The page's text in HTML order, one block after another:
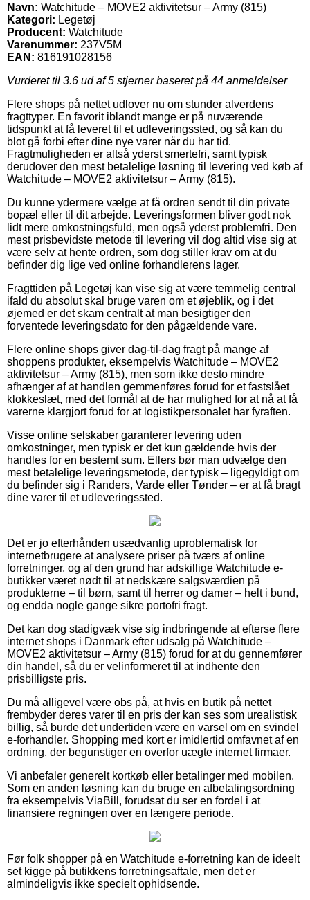
Navn: Watchitude – MOVE2 aktivitetsur – Army (815)
Kategori: Legetøj
Producent: Watchitude
Varenummer: 237V5M
EAN: 816191028156
Vurderet til 3.6 ud af 5 stjerner baseret på 44 anmeldelser
Flere shops på nettet udlover nu om stunder alverdens
fragttyper. En favorit iblandt mange er på nuværende
tidspunkt at få leveret til et udleveringssted, og så kan du
blot gå forbi efter dine nye varer når du har tid.
Fragtmuligheden er altså yderst smertefri, samt typisk
derudover den mest betalelige løsning til levering ved køb af
Watchitude – MOVE2 aktivitetsur – Army (815).
Du kunne ydermere vælge at få ordren sendt til din private
bopæl eller til dit arbejde. Leveringsformen bliver godt nok
lidt mere omkostningsfuld, men også yderst problemfri. Den
mest prisbevidste metode til levering vil dog altid vise sig at
være selv at hente ordren, som dog stiller krav om at du
befinder dig lige ved online forhandlerens lager.
Fragttiden på Legetøj kan vise sig at være temmelig central
ifald du absolut skal bruge varen om et øjeblik, og i det
øjemed er det skam centralt at man besigtiger den
forventede leveringsdato for den pågældende vare.
Flere online shops giver dag-til-dag fragt på mange af
shoppens produkter, eksempelvis Watchitude – MOVE2
aktivitetsur – Army (815), men som ikke desto mindre
afhænger af at handlen gemmenføres forud for et fastslået
klokkeslæt, med det formål at de har mulighed for at nå at få
varerne klargjort forud for at logistikpersonalet har fyraften.
Visse online selskaber garanterer levering uden
omkostninger, men typisk er det kun gældende hvis der
handles for en bestemt sum. Ellers bør man udvælge den
mest betalelige leveringsmetode, der typisk – ligegyldigt om
du befinder sig i Randers, Varde eller Tønder – er at få bragt
dine varer til et udleveringssted.
Det er jo efterhånden usædvanlig uproblematisk for
internetbrugere at analysere priser på tværs af online
forretninger, og af den grund har adskillige Watchitude e-
butikker været nødt til at nedskære salgsværdien på
produkterne – til børn, samt til herrer og damer – helt i bund,
og endda nogle gange sikre portofri fragt.
Det kan dog stadigvæk vise sig indbringende at efterse flere
internet shops i Danmark efter udsalg på Watchitude –
MOVE2 aktivitetsur – Army (815) forud for at du gennemfører
din handel, så du er velinformeret til at indhente den
prisbilligste pris.
Du må alligevel være obs på, at hvis en butik på nettet
frembyder deres varer til en pris der kan ses som urealistisk
billig, så burde det undertiden være en varsel om en svindel
e-forhandler. Shopping med kort er imidlertid omfavnet af en
ordning, der begunstiger en overfor uægte internet firmaer.
Vi anbefaler generelt kortkøb eller betalinger med mobilen.
Som en anden løsning kan du bruge en afbetalingsordning
fra eksempelvis ViaBill, forudsat du ser en fordel i at
finansiere regningen over en længere periode.
Før folk shopper på en Watchitude e-forretning kan de ideelt
set kigge på butikkens forretningsaftale, men det er
almindeligvis ikke specielt ophidsende.